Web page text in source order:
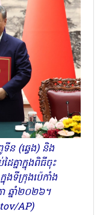
ន (ឆ្វេង) និង
គ្នាក្នុងពិធីចុះ
ងទីក្រុងប៉េកាំង
ឆ្នាំ២០២៦។
AP)